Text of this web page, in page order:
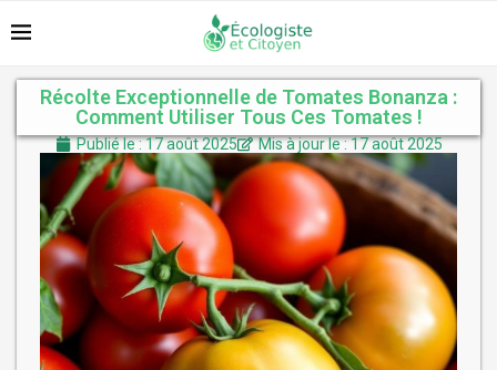
Récolte Exceptionnelle de Tomates Bonanza :
Comment Utiliser Tous Ces Tomates !
Publié le : 17 août 2025 Mis à jour le : 17 août 2025